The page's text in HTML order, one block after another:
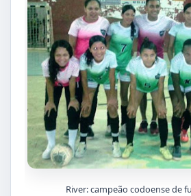
River: campeão codoense de